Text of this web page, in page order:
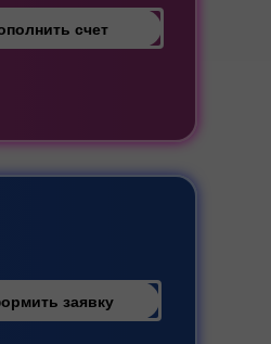
счет
заявку